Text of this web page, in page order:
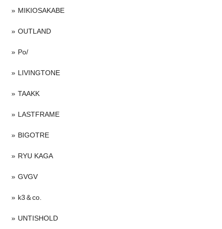
MIKIOSAKABE
OUTLAND
Po/
LIVINGTONE
TAAKK
LASTFRAME
BIGOTRE
RYU KAGA
GVGV
k3＆co.
UNTISHOLD